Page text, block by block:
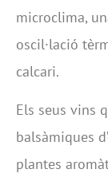
microclima,
oscil·lació
calcari.
Els seus vins
balsàmiques
plantes